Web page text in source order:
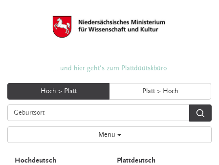
... und hier geht's zum Plattdüütskbüro
Hoch > Platt Platt > Hoch
Menü
Hochdeutsch Plattdeutsch